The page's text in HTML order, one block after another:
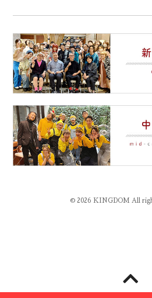
© 2026 KINGDOM All